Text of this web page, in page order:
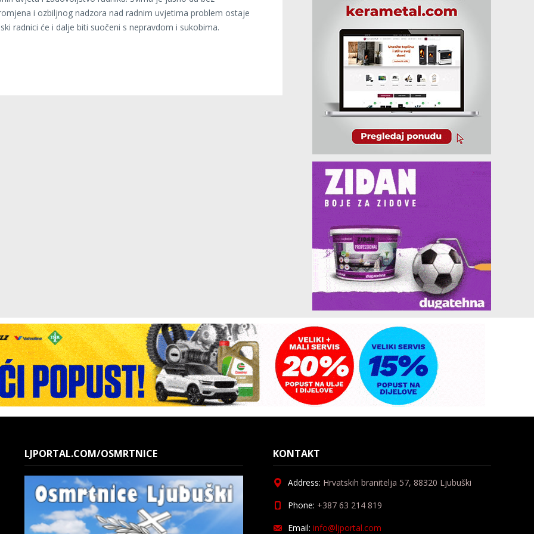
i ozbiljnog nadzora nad radnim uvjetima problem ostaje
radnici će i dalje biti suočeni s nepravdom i sukobima.
LJPORTAL.COM/OSMRTNICE KONTAKT
Address: Hrvatskih branitelja 57, 88320 Ljubuški
Phone: +387 63 214 819
Email: info@ljportal.com